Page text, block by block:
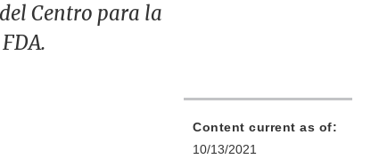
Centro para la
Content current as of:
10/13/2021